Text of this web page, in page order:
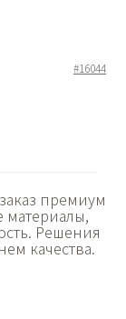
#16044
премиум
материалы,
Решения
качества.